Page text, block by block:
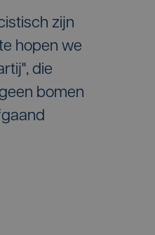
zijn
hopen we
die
bomen